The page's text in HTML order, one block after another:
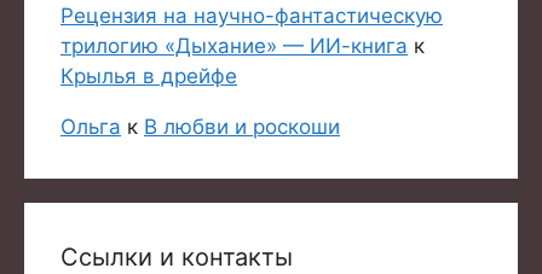
Рецензия на научно-фантастическую
трилогию «Дыхание» — ИИ-книга к
Крылья в дрейфе
Ольга к В любви и роскоши
Ссылки и контакты